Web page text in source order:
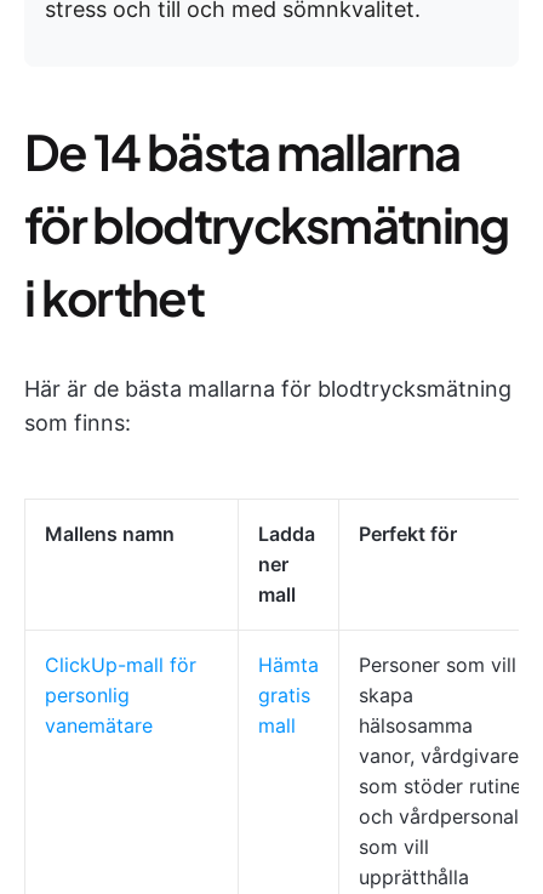
stress och till och med sömnkvalitet.
De 14 bästa mallarna
för blodtrycksmätning
i korthet
Här är de bästa mallarna för blodtrycksmätning
som finns:
Mallens namn
Ladda
ner
mall
Perfekt för
ClickUp-mall för
personlig
vanemätare
Hämta
gratis
mall
Personer som vill
skapa
hälsosamma
vanor, vårdgivare
som stöder rutiner
och vårdpersonal
som vill
upprätthålla